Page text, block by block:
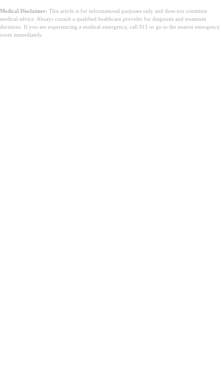
Medical Disclaimer: This article is for informational purposes only and does not constitute
medical advice. Always consult a qualified healthcare provider for diagnosis and treatment
decisions. If you are experiencing a medical emergency, call 911 or go to the nearest emergency
room immediately.